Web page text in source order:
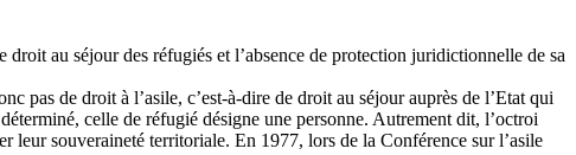
au séjour des réfugiés et l’absence de protection juridictionnelle de sa
pas de droit à l’asile, c’est-à-dire de droit au séjour auprès de l’Etat qui
celle de réfugié désigne une personne. Autrement dit, l’octroi
leur souveraineté territoriale. En 1977, lors de la Conférence sur l’asile